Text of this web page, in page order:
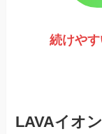
続けや
LAVAイオ